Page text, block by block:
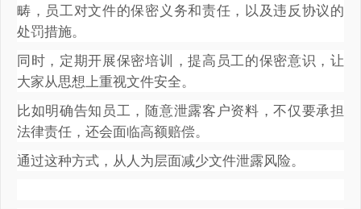
畴，员工对文件的保密义务和责任，以及违反协议的
处罚措施。
同时，定期开展保密培训，提高员工的保密意识，让
大家从思想上重视文件安全。
比如明确告知员工，随意泄露客户资料，不仅要承担
法律责任，还会面临高额赔偿。
通过这种方式，从人为层面减少文件泄露风险。